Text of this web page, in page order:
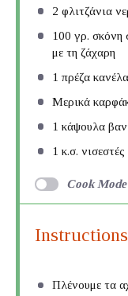
2 φλιτζάνια
100 γρ. σκόνη
με τη ζάχαρη
1 πρέζα κανέλα
Μερικά
1 κάψουλα
1 κ.σ. νισεστές
Cook Mode
Instructions
Πλένουμε τα